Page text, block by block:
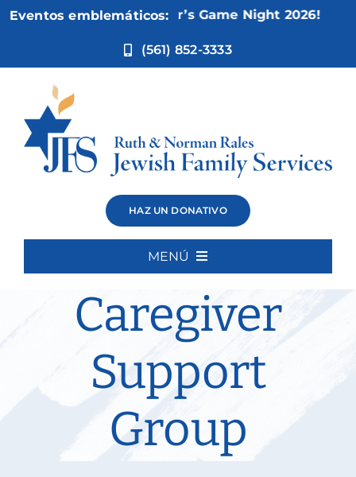
Eventos emblemáticos:
5:Not Your Mother’s Game Night 2026!
(561) 852-3333
HAZ UN DONATIVO
MENÚ
Quiénes somos
Nuestros servicios
Eventos y medios de comunicación
Filantropía y voluntariado
Alex’s
Thursday
Caregiver
Support
Group